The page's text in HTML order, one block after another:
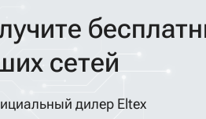
сетей
дилер Eltex